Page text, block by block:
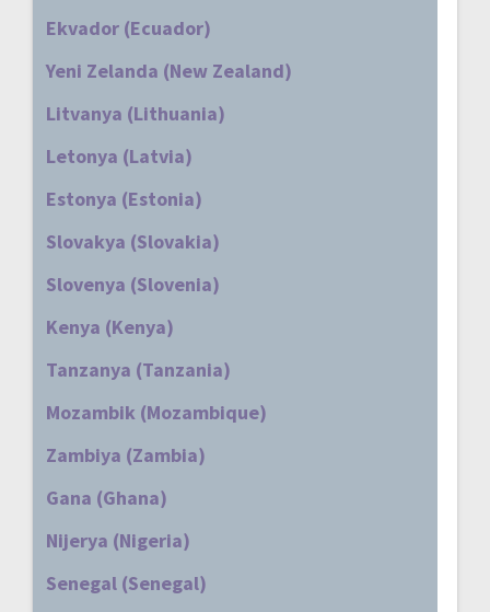
Ekvador (Ecuador)
Yeni Zelanda (New Zealand)
Litvanya (Lithuania)
Letonya (Latvia)
Estonya (Estonia)
Slovakya (Slovakia)
Slovenya (Slovenia)
Kenya (Kenya)
Tanzanya (Tanzania)
Mozambik (Mozambique)
Zambiya (Zambia)
Gana (Ghana)
Nijerya (Nigeria)
Senegal (Senegal)